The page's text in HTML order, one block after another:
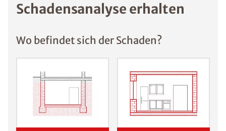
Schadensanalyse erhalten
Wo befindet sich der Schaden?